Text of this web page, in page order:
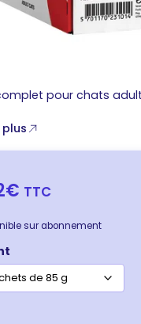
pour chats
plus
TTC
sur abonnement